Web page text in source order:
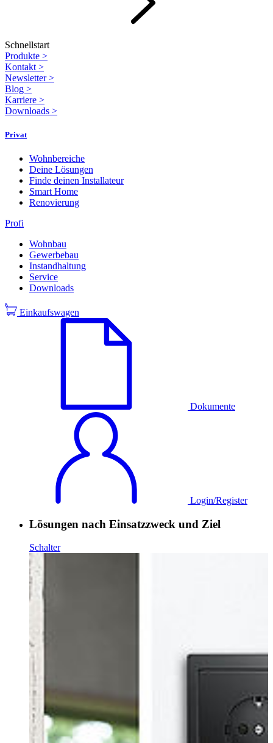
Schnellstart
Produkte >
Kontakt >
Newsletter>
Blog >
Karriere >
Downloads >
Privat
Wohnbereiche
Deine Lösungen
Finde deinen Installateur
Smart Home
Renovierung
Profi
Wohnbau
Gewerbebau
Instandhaltung
Service
Downloads
Einkaufswagen
Dokumente
Login/Register
Lösungen nach Einsatzzweck und Ziel
Schalter